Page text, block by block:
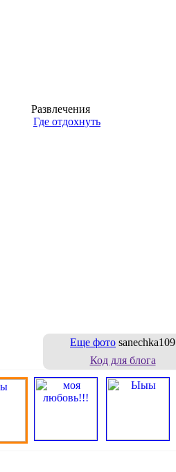
Развлечения
Где отдохнуть
Еще фото sanechka109
Код для блога